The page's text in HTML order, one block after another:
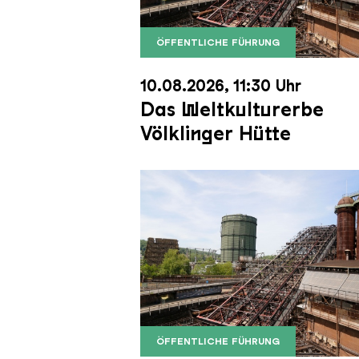
ÖFFENTLICHE FÜHRUNG
Der Erzschrägaufzug der
Copyright: Weltkulturerbe
10.08.2026, 11:30 Uhr
Das Weltkulturerbe
Völklinger Hütte
ÖFFENTLICHE FÜHRUNG